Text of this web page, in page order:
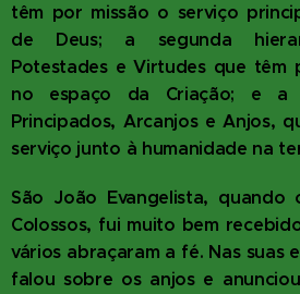
têm por missão o serviço
de Deus; a segunda
Potestades e Virtudes que têm
no espaço da Criação; e a
Principados, Arcanjos e Anjos,
serviço junto à humanidade na
São João Evangelista,
Colossos, fui muito bem
vários abraçaram a fé. Nas suas
falou sobre os anjos e